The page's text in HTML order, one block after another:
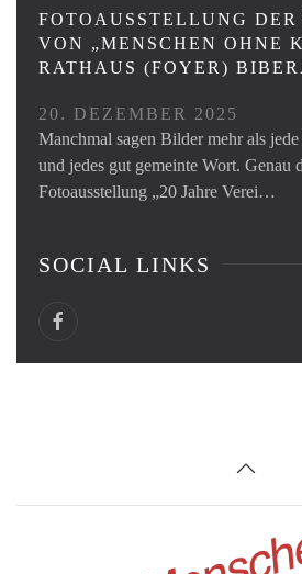
FOTOAUSSTELLUNG
VON „MENSCHEN OHNE
RATHAUS (FOYER)
20. DEZEMBER 2025
Manchmal sagen Bilder mehr als
und jedes gut gemeinte Wort. Genau
Fotoausstellung „20 Jahre Verei…
SOCIAL LINKS